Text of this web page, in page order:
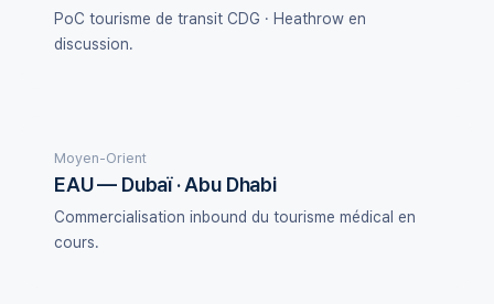
PoC tourisme de transit CDG · Heathrow en
discussion.
Moyen-Orient
EAU — Dubaï · Abu Dhabi
Commercialisation inbound du tourisme médical en
cours.